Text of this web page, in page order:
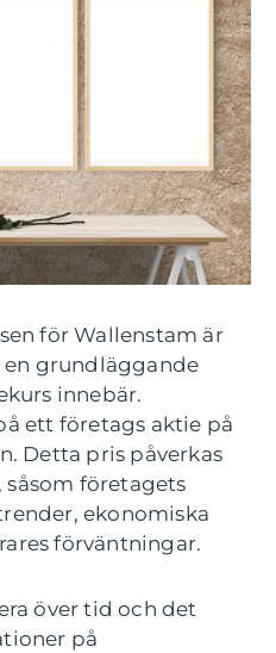
för Wallenstam är
grundläggande
innebär.
ett företags aktie på
Detta pris påverkas
företagets
ekonomiska
förväntningar.
över tid och det
på